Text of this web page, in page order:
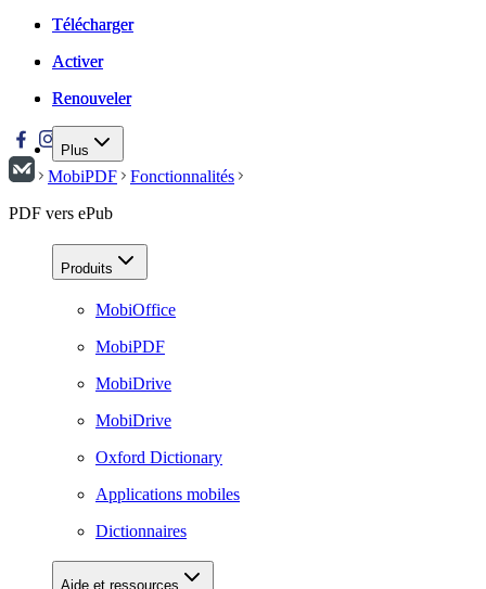
Télécharger
Activer
Renouveler
Plus
Télécharger
Activer
Renouveler
MobiPDF
Fonctionnalités
PDF vers ePub
Produits
MobiOffice
MobiPDF
MobiDrive
MobiDrive
Oxford Dictionary
Applications mobiles
Dictionnaires
Aide et ressources